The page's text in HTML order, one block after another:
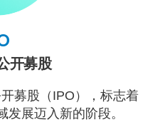
开募股
募股（IPO），标志着
展迈入新的阶段。